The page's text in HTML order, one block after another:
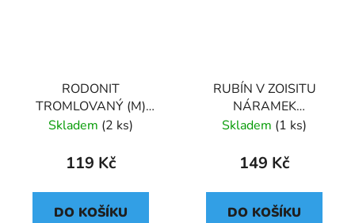
RODONIT
TROMLOVANÝ (M)
PERU
Skladem (2 ks)
119 Kč
DO KOŠÍKU
RUBÍN V ZOISITU
NÁRAMEK
KORÁLKOVÝ (UNISEX)
Skladem (1 ks)
149 Kč
DO KOŠÍKU